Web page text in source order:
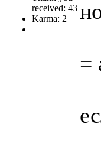
received: 43
Karma: 2
=